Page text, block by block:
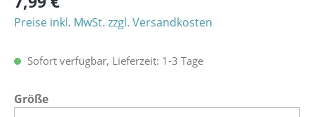
Preise inkl. MwSt. zzgl. Versandkosten
Sofort verfügbar, Lieferzeit: 1-3 Tage
Größeauswählen